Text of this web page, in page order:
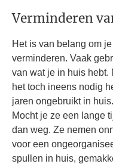
Verminderen
Het is van belang om
verminderen. Vaak
van wat je in huis hebt.
het toch ineens nodig
jaren ongebruikt in
Mocht je ze een lange
dan weg. Ze nemen
voor een
spullen in huis,